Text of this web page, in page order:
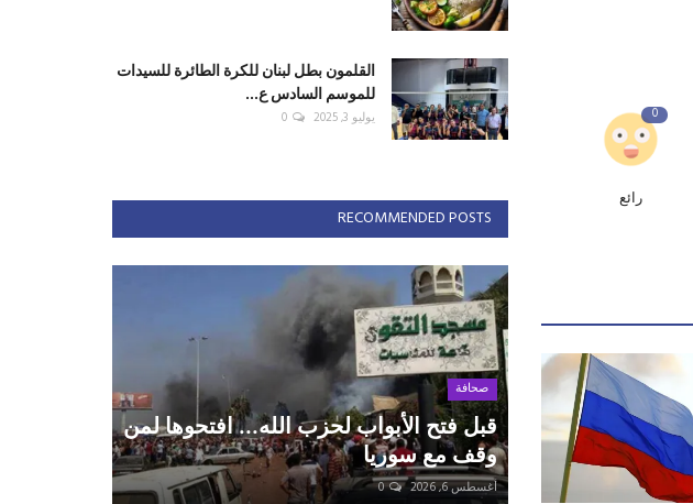
0
رائع
القلمون بطل لبنان للكرة الطائرة للسيدات
للموسم السادس ع...
يوليو 3, 2025 0
RECOMMENDED POSTS
صحافة
قبل فتح الأبواب لحزب الله... افتحوها لمن
وقف مع سوريا
أغسطس 6, 2026 0